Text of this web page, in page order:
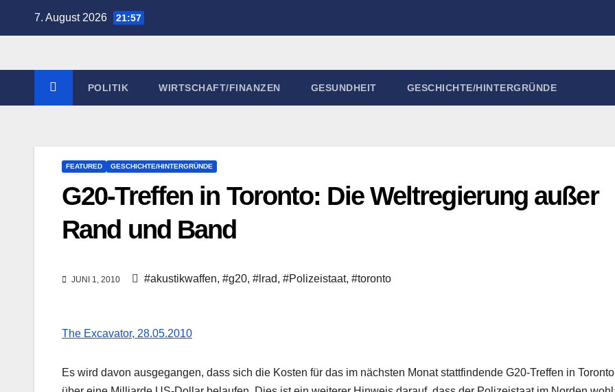
7. August 2026 21:57
POLITIK WIRTSCHAFT/FINANZEN GESUNDHEIT GESCHICHTE/HINTERGRÜNDE
FEATURED GESCHICHTE/HINTERGRÜNDE
G20-Treffen in Toronto: Die Weltregierung außer
Rand und Band
JUNI 1, 2010 #akustikwaffen, #g20, #lrad, #Polizeistaat, #toronto
The Excavator, 28.05.2010
Es wird davon ausgegangen, dass sich die Kosten für das im nächsten Monat stattfindende G20-Treffen in